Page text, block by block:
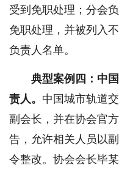
受到免职处理；分会
免职处理，并被列入
负责人名单。
典型案例四：中
责人。 中国城市轨道
副会长，并在协会官
告，允许相关人员以
令整改。协会会长毕